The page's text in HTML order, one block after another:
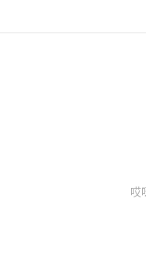
哎